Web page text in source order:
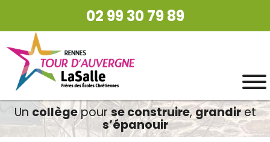
02 99 30 79 89
Un collègepourse construire,grandiret
s’épanouir